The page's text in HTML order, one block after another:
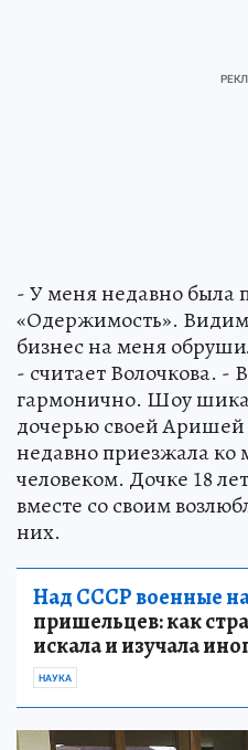
- У меня недавно была
«Одержимость».
бизнес на меня
- считает Волочкова. -
гармонично. Шоу
дочерью своей
недавно приезжала
человеком. Дочке 18
вместе со своим
них.
Над СССР военные
пришельцев: как
искала и изучала
НАУКА